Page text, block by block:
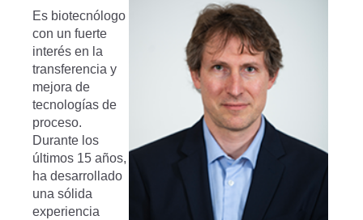
Es biotecnólogo
con un fuerte
interés en la
transferencia y
mejora de
tecnologías de
proceso.
Durante los
últimos 15 años,
ha desarrollado
una sólida
experiencia